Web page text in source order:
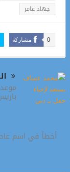
جهاد عامر
مشاركة 0
أخطأ في اسم